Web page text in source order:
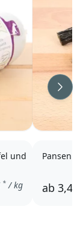
und
* / kg
Pansen
ab